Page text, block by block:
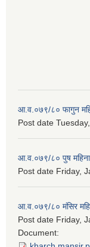
आ.व.०७९/८० फागुन
Post date
आ.व.०७९/८० पुष महिना
Post date Friday,
आ.व.०७९/८० मंसिर
Post date Friday,
Document: